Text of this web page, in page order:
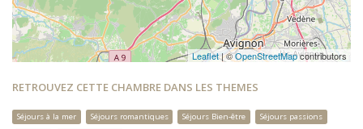
Leaflet| ©OpenStreetMapcontributors
RETROUVEZ CETTE CHAMBRE DANS LES THEMES
Séjours à la mer Séjours romantiques Séjours Bien-être
Séjours passions